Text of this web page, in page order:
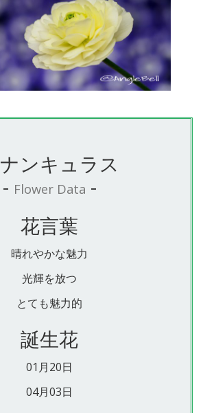
ンキュラス
- Flower Data -
花言葉
晴れやかな魅力
光輝を放つ
とても魅力的
誕生花
01月20日
04月03日